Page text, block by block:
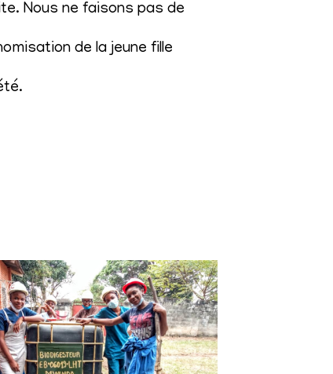
Nous ne faisons pas de
de la jeune fille
.